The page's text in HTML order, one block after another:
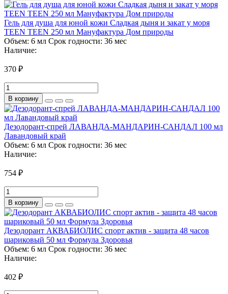
Гель для душа для юной кожи Сладкая дыня и закат у моря
TEEN TEEN 250 мл Мануфактура Дом природы
Объем: 6 мл Срок годности: 36 мес
Наличие:
370 ₽
В корзину
Дезодорант-спрей ЛАВАНДА-МАНДАРИН-САНДАЛ 100 мл
Лавандовый край
Объем: 6 мл Срок годности: 36 мес
Наличие:
754 ₽
В корзину
Дезодорант АКВАБИОЛИС спорт актив - защита 48 часов
шариковый 50 мл Формула Здоровья
Объем: 6 мл Срок годности: 36 мес
Наличие:
402 ₽